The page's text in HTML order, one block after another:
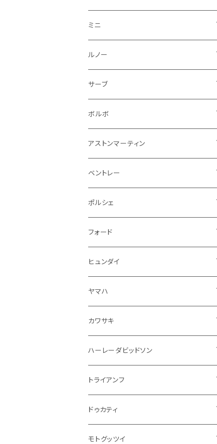
ヒュンダイ
その他
ロールスロイス
ポルシェ
ヒュンダイ
その他
サーブ
フォルクスワーゲン
ボルボ
シートベルト周り
ステアリング
ステアリングホイールカバー
修理ツール
運転席周り
アームレスト
ドア回り
ホーン
キーホルダー
収納用品
灰皿・ゴミ箱
インテリアパネル
ドリンクホルダー
携帯・スマホホルダー
ステッカー
ダッシュボード
タイヤ回り系
ホイール
泥除け
ガソリンタンク
フロントワイパー
リアワイパー
オーディオ系
その他
ケーブル系
排気系
ガスケット
通信系
吸気系
エアフィルター
ウインカー
その他
リアバンパー
エンジン系
外装系
ライト系
ウインカー
ワイパー
ミラー
収納系
アームレスト
シフトレバー
その他
冷却系
ラジエーター
ライト系
ブレーキランプ
ウインカー
トランクマット
ワイパー
キーホルダー
フロアマット
ミニ
フロアマット
ルノー
フロアマット
タイヤ回り
泥除け
ワイパー
その他
シフトノブ
運転席周り
ドア回り
アームレスト
ライト系
ウインカー
サーブ
フロアマット
シフトノブ
ボルボ
フロアマット
トランクマット
アストンマーティン
フロアマット
ベントレー
フロアマット
外装
グリル
ポルシェ
フロアマット
その他
フォード
フロアマット
ダッシュボード
ドア回り
エンジン系
オイル系
その他
フロントガラス回り
ワイパー
リアガラス回り
ヒュンダイ
フロアマット
ヤマハ
電装系
ウインカー
モーター系
ミラー
ブレーキ系
クラッチブレーキレバー
駆動系
カワサキ
ミラー
ハンドル系
足回り
サスペンション
タンク系
ハーレーダビッドソン
ミラー
トライアンフ
ミラー
ドゥカティ
ミラー
モトグッツイ